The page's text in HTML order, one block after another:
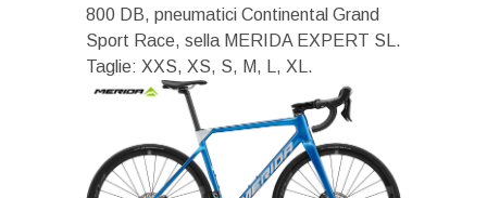
800 DB, pneumatici Continental Grand
Sport Race, sella MERIDA EXPERT SL.
Taglie: XXS, XS, S, M, L, XL.